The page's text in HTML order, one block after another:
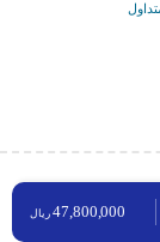
47,800,000 ریال